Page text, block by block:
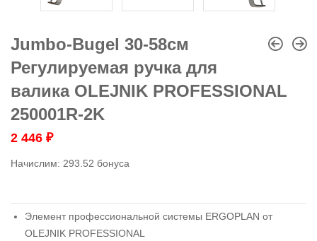
Jumbo-Bugel 30-58см
Регулируемая ручка для
валика OLEJNIK PROFESSIONAL
250001R-2K
2 446 ₽
Начислим: 293.52 бонуса
Элемент профессиональной системы ERGOPLAN от
OLEJNIK PROFESSIONAL